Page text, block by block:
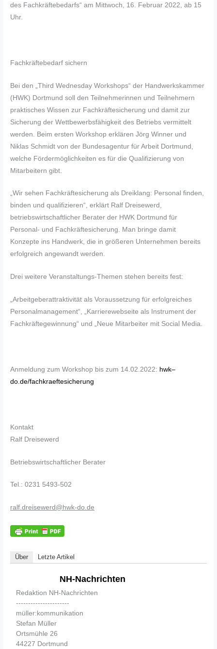
des Fachkräftebedarfs“ am Mittwoch, 16. Februar 2022, ab 15
Uhr.
Fachkräftebedarf sichern
Bei den „Third Wednesday Workshops“ der Handwerkskammer
(HWK) Dortmund soll den Teilnehmerinnen und Teilnehmern
praktisches Wissen zur Fachkräftesicherung und damit zur
Sicherung der Wettbewerbsfähigkeit des Betriebs vermittelt
werden. Beim ersten Workshop erklären Jörg Winner und
Niklas Schmidt von der Bundesagentur für Arbeit Dortmund,
welche Fördermöglichkeiten es für die Qualifizierung von
Mitarbeitern gibt.
„Wir sehen Fachkräftesicherung als Dreiklang: Personal finden,
binden und qualifizieren“, erklärt Ralf Dreisewerd,
betriebswirtschaftlicher Berater der HWK Dortmund für
Personal- und Fachkräftesicherung. Man bringe damit
Konzepte ins Handwerk, die in größeren Unternehmen bereits
erfolgreich angewandt werden.
Drei weitere Veranstaltungs-Themen stehen bereits fest:
„Arbeitgeberattraktivität als Voraussetzung für erfolgreiches
Personalmanagement“, „Karrierewebseite als Instrument der
Fachkräftegewinnung“ und „Neue Mitarbeiter mit Social Media.
Anmeldung zum Workshop bis zum 14.02.2022: hwk–
do.de/fachkraeftesicherung
Kontakt
Ralf Dreisewerd
Betriebswirtschaftlicher Berater
Tel.: 0231 5493-502
ralf.dreisewerd@hwk-do.de
Über Letzte Artikel
NH-Nachrichten
Redaktion NH-Nachrichten
----------------------
müller:kommunikation
Stefan Müller
Ortsmühle 26
44227 Dortmund